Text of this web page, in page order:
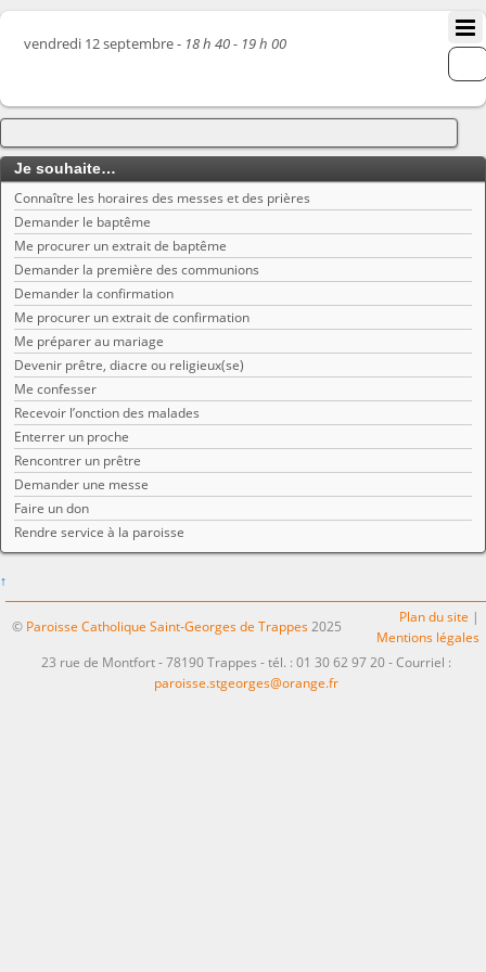
vendredi 12 septembre - 18 h 40 - 19 h 00
Je souhaite…
Connaître les horaires des messes et des prières
Demander le baptême
Me procurer un extrait de baptême
Demander la première des communions
Demander la confirmation
Me procurer un extrait de confirmation
Me préparer au mariage
Devenir prêtre, diacre ou religieux(se)
Me confesser
Recevoir l’onction des malades
Enterrer un proche
Rencontrer un prêtre
Demander une messe
Faire un don
Rendre service à la paroisse
↑
© Paroisse Catholique Saint-Georges de Trappes 2025
Plan du site |
Mentions légales
23 rue de Montfort - 78190 Trappes - tél. : 01 30 62 97 20 - Courriel :
paroisse.stgeorges@orange.fr